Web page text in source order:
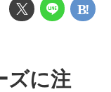
ズに注